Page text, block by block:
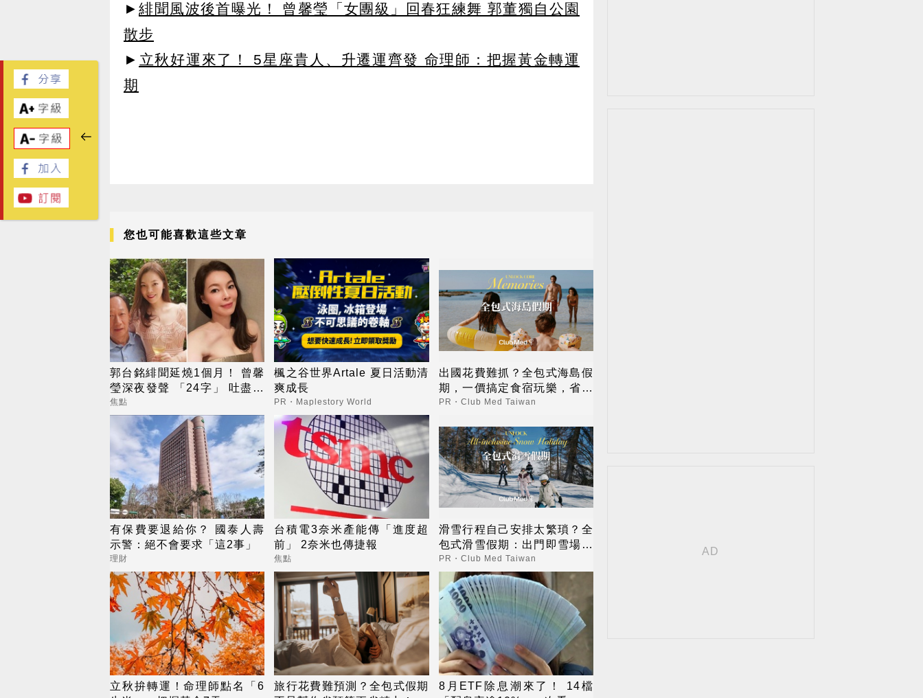
► 緋聞風波後首曝光！ 曾馨瑩「女團級」回春狂練舞 郭董獨自公園
散步
► 立秋好運來了！ 5星座貴人、升遷運齊發 命理師：把握黃金轉運
期
您也可能喜歡這些文章
郭台銘緋聞延燒1個月！ 曾馨
瑩深夜發聲 「24字」 吐盡最
心繫的事
焦點
楓之谷世界Artale 夏日活動清
爽成長
PR・Maplestory World
出國花費難抓？全包式海島假
期，一價搞定食宿玩樂，省錢
更省心！
PR・Club Med Taiwan
有保費要退給你？ 國泰人壽
示警：絕不會要求「這2事」
理財
台積電3奈米產能傳「進度超
前」 2奈米也傳捷報
焦點
滑雪行程自己安排太繁瑣？全
包式滑雪假期：出門即雪場，
一價全包不怕預算爆表！
PR・Club Med Taiwan
立秋拚轉運！命理師點名「6
旅行花費難預測？全包式假期
8月ETF除息潮來了！ 14檔